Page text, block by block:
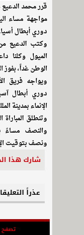
قرر محمد
مواجهة مساء
دوري أبطال
وكتب الدعيع
الميول وكلنا
الوطن غداً، بفوز
ويواجه فريق
دوري أبطال
الإنماء بمدينة
وتنطلق
والنصف مساءً
ونصف بتوقيت
شارك هذا
عذراً
تصفح